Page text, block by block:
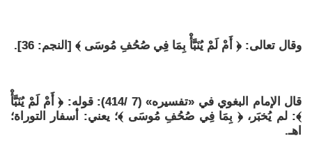
وقال تعالى: ﴿ أَمْ لَمْ يُنَبَّأْ بِمَا فِي صُحُفِ مُوسَى ﴾ [النجم: 36].
قال الإمام البغوي في «تفسيره» (7 /414): قوله: ﴿ أَمْ لَمْ يُنَبَّأْ
﴾: لم يُخبَر، ﴿ بِمَا فِي صُحُفِ مُوسَى ﴾؛ يعني: أسفار التوراة؛
اهـ.